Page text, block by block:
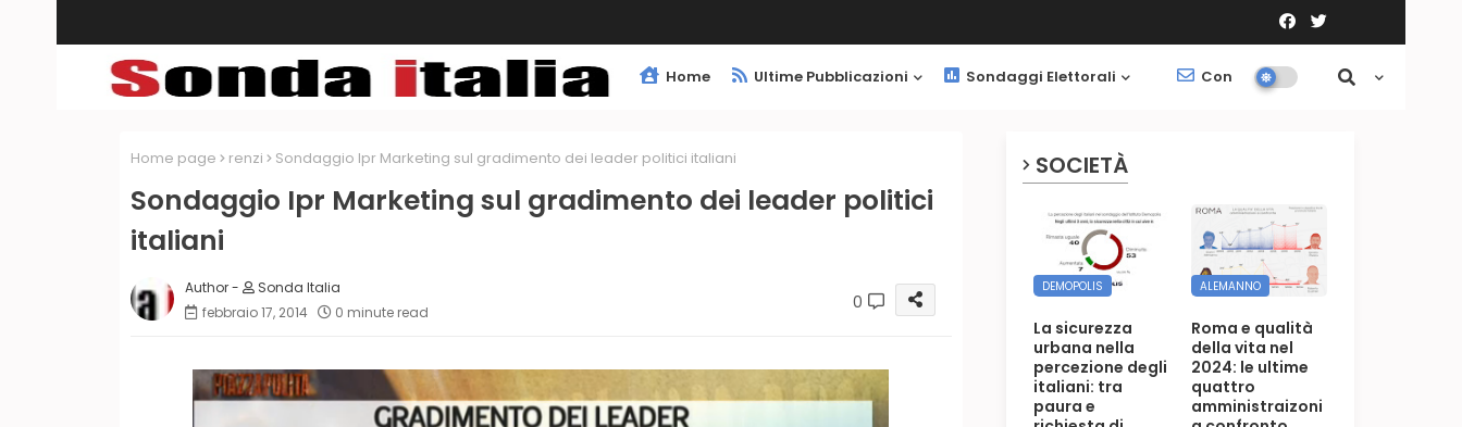
Home Ultime Pubblicazioni Sondaggi Elettorali Contatti Società
Home page renzi Sondaggio Ipr Marketing sul gradimento dei leader politici italiani
Sondaggio Ipr Marketing sul gradimento dei leader politici
italiani
Sonda Italia
febbraio 17, 2014
0 minute read 0
SOCIETÀ
DEMOPOLIS
La sicurezza
urbana nella
percezione degli
italiani: tra
paura e
ALEMANNO
Roma e qualità
della vita nel
2024: le ultime
quattro
amministraizoni